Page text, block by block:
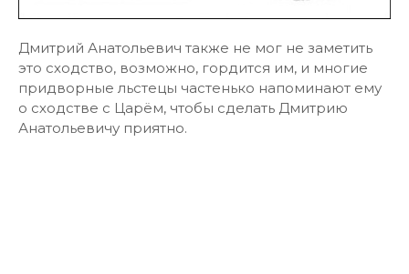
Дмитрий Анатольевич также не мог не заметить
это сходство, возможно, гордится им, и многие
придворные льстецы частенько напоминают ему
о сходстве с Царём, чтобы сделать Дмитрию
Анатольевичу приятно.